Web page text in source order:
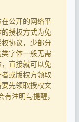
公开的网络平
授权方式为免
协议，少部分
字体一般无需
直接就可以免
或版权方领取
先领取授权文
注明与提醒，